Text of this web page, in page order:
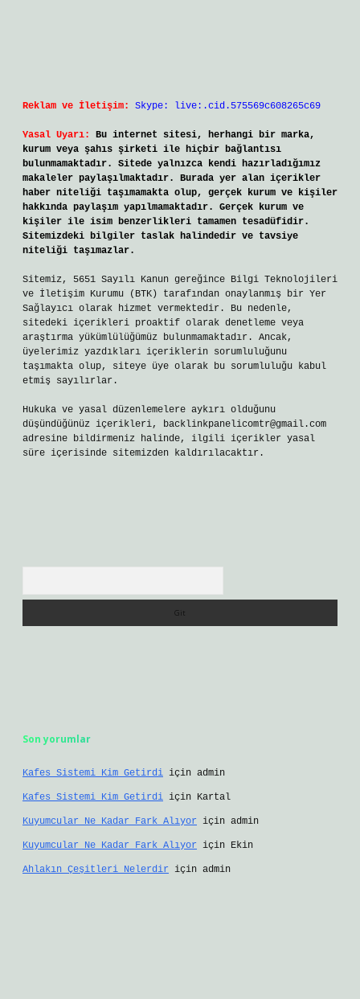
Reklam ve İletişim: Skype: live:.cid.575569c608265c69
Yasal Uyarı:
Bu internet sitesi, herhangi bir marka,
kurum veya şahıs şirketi ile hiçbir bağlantısı
bulunmamaktadır. Sitede yalnızca kendi hazırladığımız
makaleler paylaşılmaktadır. Burada yer alan içerikler
haber niteliği taşımamakta olup, gerçek kurum ve kişiler
hakkında paylaşım yapılmamaktadır. Gerçek kurum ve
kişiler ile isim benzerlikleri tamamen tesadüfidir.
Sitemizdeki bilgiler taslak halindedir ve tavsiye
niteliği taşımazlar.
Sitemiz, 5651 Sayılı Kanun gereğince Bilgi Teknolojileri
ve İletişim Kurumu (BTK) tarafından onaylanmış bir Yer
Sağlayıcı olarak hizmet vermektedir. Bu nedenle,
sitedeki içerikleri proaktif olarak denetleme veya
araştırma yükümlülüğümüz bulunmamaktadır. Ancak,
üyelerimiz yazdıkları içeriklerin sorumluluğunu
taşımakta olup, siteye üye olarak bu sorumluluğu kabul
etmiş sayılırlar.
Hukuka ve yasal düzenlemelere aykırı olduğunu
düşündüğünüz içerikleri, backlinkpanelicomtr@gmail.com
adresine bildirmeniz halinde, ilgili içerikler yasal
süre içerisinde sitemizden kaldırılacaktır.
Son yorumlar
Kafes Sistemi Kim Getirdi için admin
Kafes Sistemi Kim Getirdi için Kartal
Kuyumcular Ne Kadar Fark Alıyor için admin
Kuyumcular Ne Kadar Fark Alıyor için Ekin
Ahlakın Çeşitleri Nelerdir için admin